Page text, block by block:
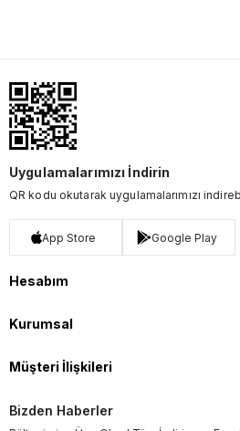
Uygulamalarımızı İndirin
QR kodu okutarak uygulamalarımızı
App Store Google Play
Hesabım
Kurumsal
Müşteri İlişkileri
Bizden Haberler